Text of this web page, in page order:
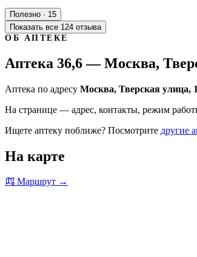
Полезно · 15
Показать все 124 отзыва
ОБ АПТЕКЕ
Аптека 36,6 — Москва,
Аптека по адресу Москва, Тверская улица,
На странице — адрес, контакты, режим
Ищете аптеку поближе? Посмотрите другие
На карте
Маршрут →